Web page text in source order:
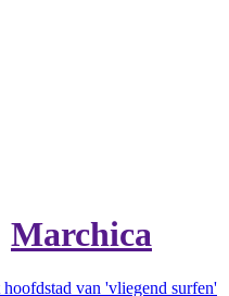
Marchica